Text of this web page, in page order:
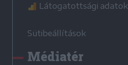
Látogatottsági adatok
Sütibeállítások
Médiatér